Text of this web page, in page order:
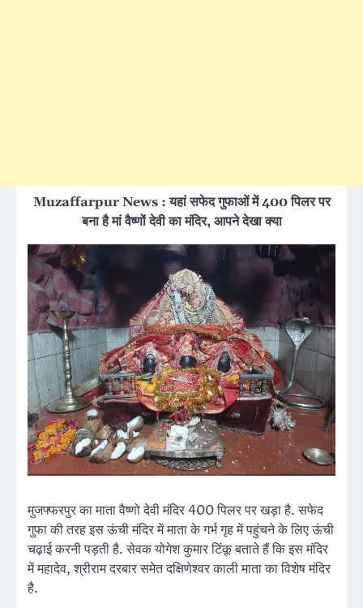
Muzaffarpur News : यहां सफेद गुफाओं में 400 पिलर पर
बना है मां वैष्णों देवी का मंदिर, आपने देखा क्या
मुजफ्फरपुर का माता वैष्णो देवी मंदिर 400 पिलर पर खड़ा है. सफेद
गुफा की तरह इस ऊंची मंदिर में माता के गर्भ गृह में पहुंचने के लिए ऊंची
चढ़ाई करनी पड़ती है. सेवक योगेश कुमार टिंकू बताते हैं कि इस मंदिर
में महादेव, श्रीराम दरबार समेत दक्षिणेश्वर काली माता का विशेष मंदिर
है.